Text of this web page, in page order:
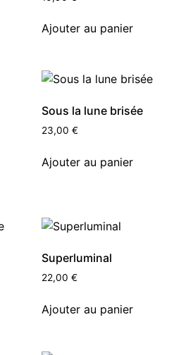
Ajouter au panier
Sous la lune brisée
23,00 €
Ajouter au panier
Superluminal
22,00 €
Ajouter au panier